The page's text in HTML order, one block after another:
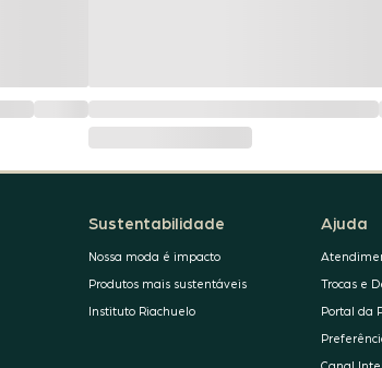
Sustentabilidade
Nossa moda é impacto
Produtos mais sustentáveis
Instituto Riachuelo
Ajuda
Trocas e
Portal da